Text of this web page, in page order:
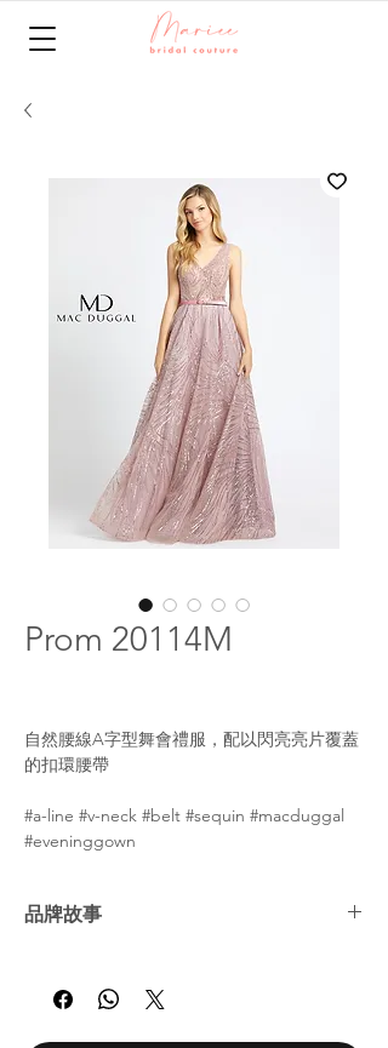
Prom 20114M
自然腰線A字型舞會禮服，配以閃亮亮片覆蓋
的扣環腰帶
#a-line #v-neck #belt #sequin #macduggal
#eveninggown
品牌故事
開始了它的成功之路，這是一系列將印度的美
麗和優雅與西方風格融為一體的耀眼禮服。憑